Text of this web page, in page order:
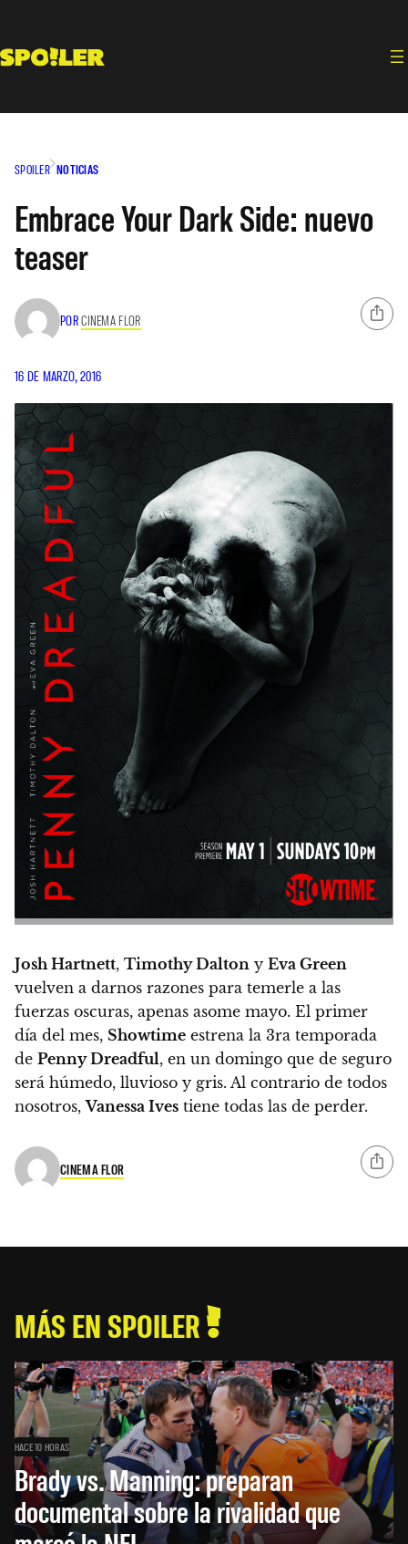
contenido
SPOILER NOTICIAS
Embrace Your Dark Side: nuevo
teaser
PORCINEMA FLOR
16 DE MARZO, 2016
Josh Hartnett, Timothy Dalton y Eva Green
vuelven a darnos razones para temerle a las
fuerzas oscuras, apenas asome mayo. El primer
día del mes, Showtime estrena la 3ra temporada
de Penny Dreadful, en un domingo que de seguro
será húmedo, lluvioso y gris. Al contrario de todos
nosotros,Vanessa Ives tiene todas las de perder.
CINEMA FLOR
MÁS EN SPOILER
HACE 10 HORAS
Brady vs. Manning: preparan
documental sobre la rivalidad que